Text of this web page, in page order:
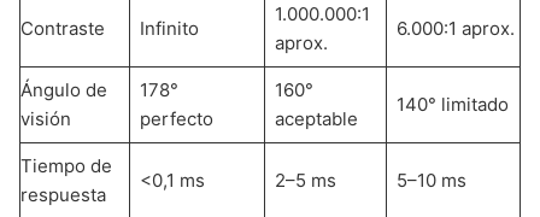
Contraste Infinito
1.000.000:1
aprox.
6.000:1 aprox.
Ángulo de
visión
178°
perfecto
160°
aceptable
140° limitado
Tiempo de
respuesta
<0,1 ms 2–5 ms 5–10 ms